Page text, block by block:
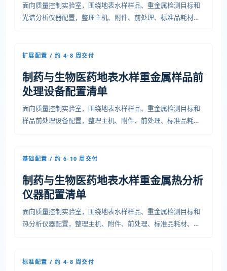
面向质量控制实验室，围绕地表水样样品、重金属检测目标和
光谱分析仪器配置，整理主机、附件、前处理、标准品耗材、
扩展配置 / 约 4-8 周交付
制药与生物医药地表水样重金属样品前
处理设备配置清单
面向质量控制实验室，围绕地表水样样品、重金属检测目标和
样品前处理设备配置，整理主机、附件、前处理、标准品耗
基础配置 / 约 6-10 周交付
制药与生物医药地表水样重金属热分析
仪器配置清单
面向质量控制实验室，围绕地表水样样品、重金属检测目标和
热分析仪器配置，整理主机、附件、前处理、标准品耗材、安
标准配置 / 约 4-8 周交付